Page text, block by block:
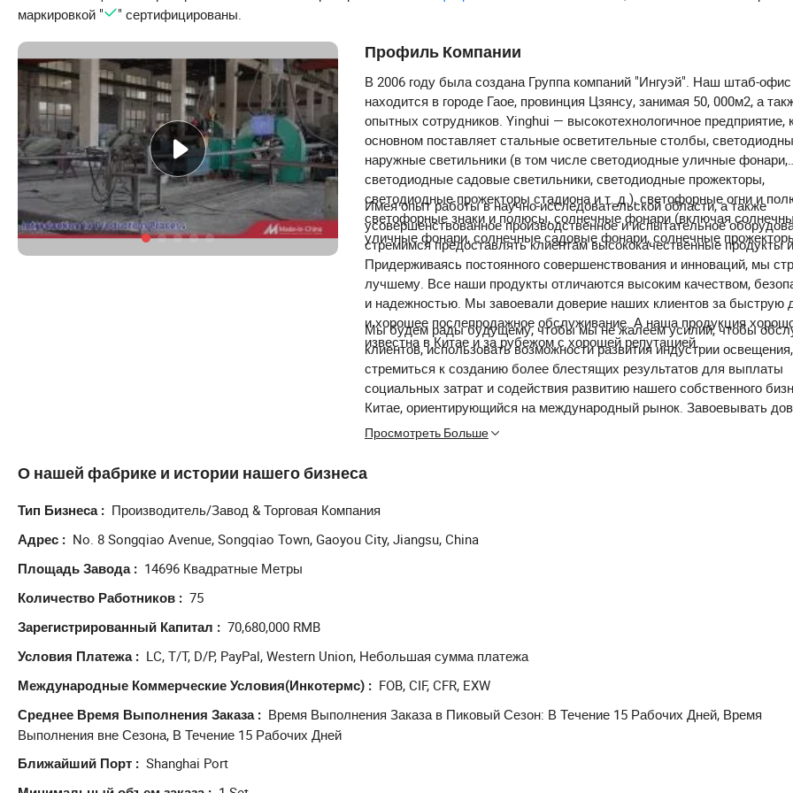
маркировкой "
" сертифицированы.
Профиль Компании
В 2006 году была создана Группа компаний "Ингуэй". Наш штаб-офис
находится в городе Гаое, провинция Цзянсу, занимая 50, 000м2, а
опытных сотрудников. Yinghui — высокотехнологичное предприятие,
основном поставляет стальные осветительные столбы,
наружные светильники (в том числе светодиодные уличные фонари,
светодиодные садовые светильники, светодиодные прожекторы,
светодиодные прожекторы стадиона и т. д.), светофорные огни и
светофорные знаки и полюсы, солнечные фонари (включая
уличные фонари, солнечные садовые фонари, солнечные
Имея опыт работы в научно-исследовательской области, а также
усовершенствованное производственное и испытательное
стремимся предоставлять клиентам высококачественные продукты
Придерживаясь постоянного совершенствования и инноваций, мы
лучшему. Все наши продукты отличаются высоким качеством,
и надежностью. Мы завоевали доверие наших клиентов за быструю
и хорошее послепродажное обслуживание. А наша продукция
известна в Китае и за рубежом с хорошей репутацией.
Мы будем рады будущему, чтобы мы не жалеем усилий, чтобы
клиентов, использовать возможности развития индустрии освещения,
стремиться к созданию более блестящих результатов для выплаты
социальных затрат и содействия развитию нашего собственного
Китае, ориентирующийся на международный рынок. Завоевывать
клиентов с помощью высококачественной продукции и лучшего
Просмотреть Больше
О нашей фабрике и истории нашего бизнеса
Тип Бизнеса Производитель/Завод & Торговая Компания
Адрес No. 8 Songqiao Avenue, Songqiao Town, Gaoyou City, Jiangsu, China
Площадь Завода 14696 Квадратные Метры
Количество Работников 75
Зарегистрированный Капитал 70,680,000 RMB
Условия Платежа LC, T/T, D/P, PayPal, Western Union, Небольшая сумма платежа
Международные Коммерческие Условия(Инкотермс) FOB, CIF, CFR, EXW
Среднее Время Выполнения Заказа
Время Выполнения Заказа в Пиковый Сезон: В Течение 15 Рабочих Дней, Время
Выполнения вне Сезона, В Течение 15 Рабочих Дней
Ближайший Порт Shanghai Port